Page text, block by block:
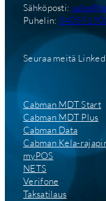
Sähköposti:
Puhelin:
Seuraa meitä
Cabman MDT Start
Cabman MDT Plus
Cabman Data
Cabman Kela-
myPOS
NETS
Verifone
Taksatilaus